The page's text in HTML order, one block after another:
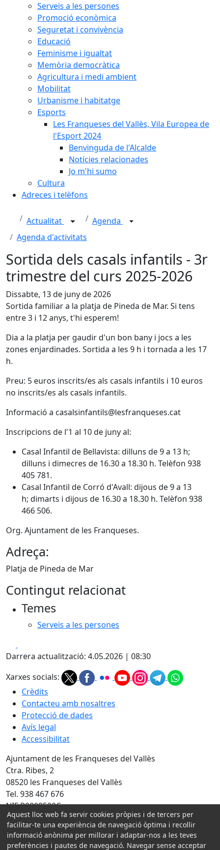
Serveis a les persones
Promoció econòmica
Seguretat i convivència
Educació
Feminisme i igualtat
Memòria democràtica
Agricultura i medi ambient
Mobilitat
Urbanisme i habitatge
Esports
Les Franqueses del Vallès, Vila Europea de
l'Esport 2024
Benvinguda de l'Alcalde
Notícies relacionades
Jo m'hi sumo
Cultura
Adreces i telèfons
Actualitat
Agenda
Agenda d'activitats
Sortida dels casals infantils - 3r
trimestre del curs 2025-2026
Dissabte, 13 de juny de 2026
Sortida familiar a la platja de Pineda de Mar. Si tens
entre 3 i 12 anys, t'hi esperem!
Dia a la platja per gaudir d'un bon bany i jocs a les
zones enjardinades. Sortida a les 9 h i tornada a les 17
h.
Preu: 5 euros inscrits/es als casals infantils i 10 euros
no inscrits/es als casals infantils.
Informació a casalsinfantils@lesfranqueses.cat
Inscripcions de l'1 al 10 de juny al:
Casal Infantil de Bellavista: dilluns de 9 a 13 h;
dilluns i dimecres de 16.30 a 18.30 h. Telèfon 938
405 781.
Casal Infantil de Corró d'Avall: dijous de 9 a 13
h; dimarts i dijous de 16.30 a 18.30 h. Telèfon 938
466 506.
Org. Ajuntament de les Franqueses.
Adreça:
Platja de Pineda de Mar
Contingut relacionat
Temes
Serveis a les persones
Darrera actualització: 4.05.2026 | 08:30
Xarxes socials:
Crèdits
Contacteu amb nosaltres
Protecció de dades
Avís legal
Accessibilitat
Ajuntament de les Franqueses del Vallès
Ctra. Ribes, 2
08520 les Franqueses del Vallès
Tel. 938 467 676
NIF P0808500C
Amb la col·laboració de:
Aquest lloc web fa servir cookies pròpies i de tercers per
facilitar-te una experiència de navegació òptima i recollir
informació anònima per millorar i adaptar-nos a les teves
preferències i pautes de navegació. Navegar sense acceptar